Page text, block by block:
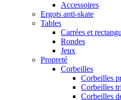
Accessoires
Ergots anti-skate
Tables
Carrées et
Rondes
Jeux
Propreté
Corbeilles
Corbeilles
Corbeilles
Corbeilles